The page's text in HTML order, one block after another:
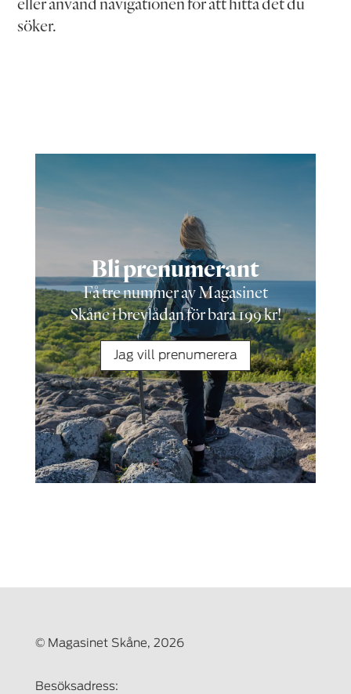
söker.
Bli prenumerant
Få tre nummer av Magasinet
Skåne i brevlådan för bara 199 kr!
Jag vill prenumerera
© Magasinet Skåne, 2026
Besöksadress: